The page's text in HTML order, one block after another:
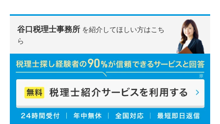
谷口税理士事務所 を紹介してほしい方はこち
ら